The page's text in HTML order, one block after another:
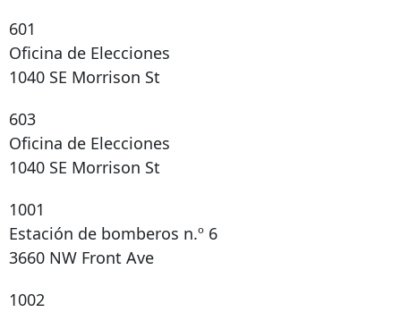
601
Oficina de Elecciones
1040 SE Morrison St
603
Oficina de Elecciones
1040 SE Morrison St
1001
Estación de bomberos n.º 6
3660 NW Front Ave
1002